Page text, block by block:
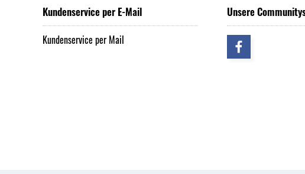
Kundenservice per E-Mail
Kundenservice per Mail
Unsere